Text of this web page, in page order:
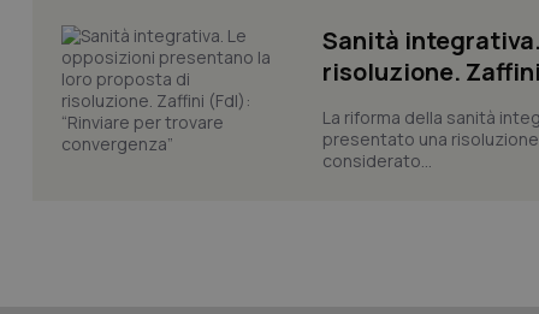
Sanità
risoluzione.
La riforma della sanità
presentato una
considerato...PHPSESSID